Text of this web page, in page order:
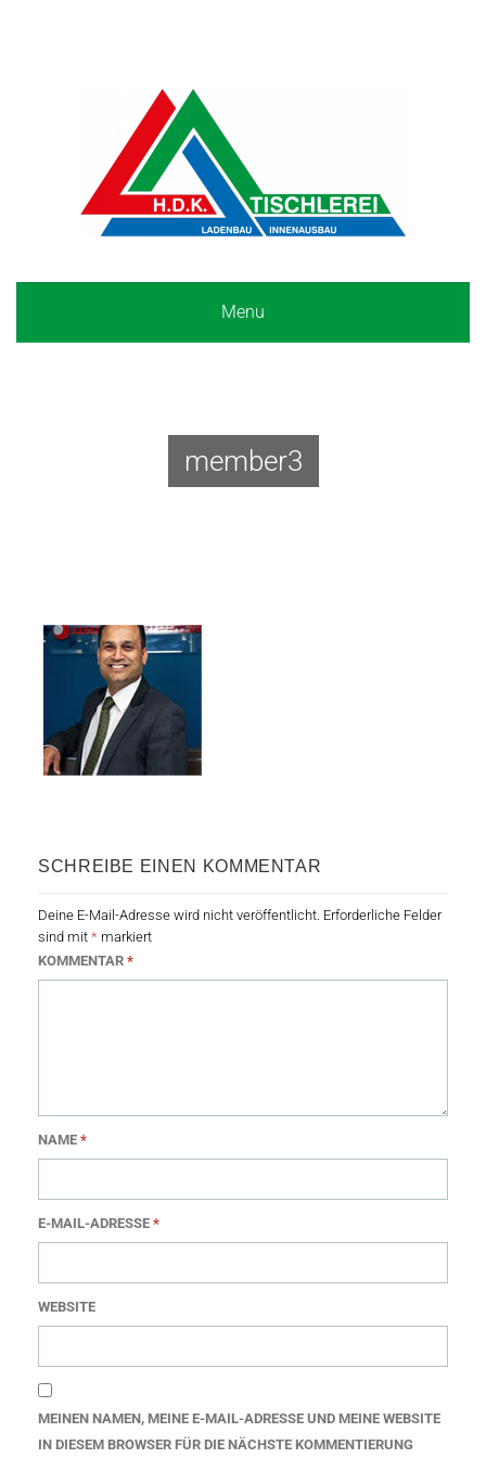
Menu
member3
SCHREIBE EINEN KOMMENTAR
Deine E-Mail-Adresse wird nicht veröffentlicht. Erforderliche Felder
sind mit * markiert
KOMMENTAR *
NAME *
E-MAIL-ADRESSE *
WEBSITE
MEINEN NAMEN, MEINE E-MAIL-ADRESSE UND MEINE WEBSITE
IN DIESEM BROWSER FÜR DIE NÄCHSTE KOMMENTIERUNG